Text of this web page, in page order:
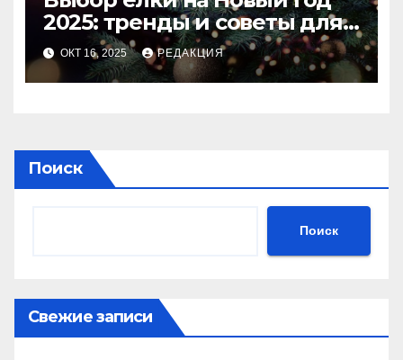
2025: тренды и советы для
идеального праздника
ОКТ 16, 2025 РЕДАКЦИЯ
Поиск
Поиск
Свежие записи